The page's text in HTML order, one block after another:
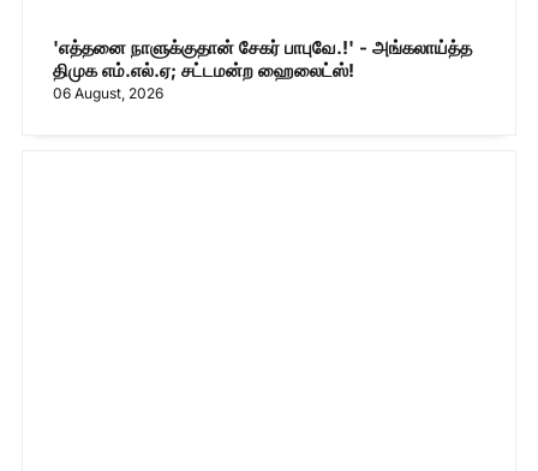
'எத்தனை நாளுக்குதான் சேகர் பாபுவே.!' - அங்கலாய்த்த
திமுக எம்.எல்.ஏ; சட்டமன்ற ஹைலைட்ஸ்!
06 August, 2026